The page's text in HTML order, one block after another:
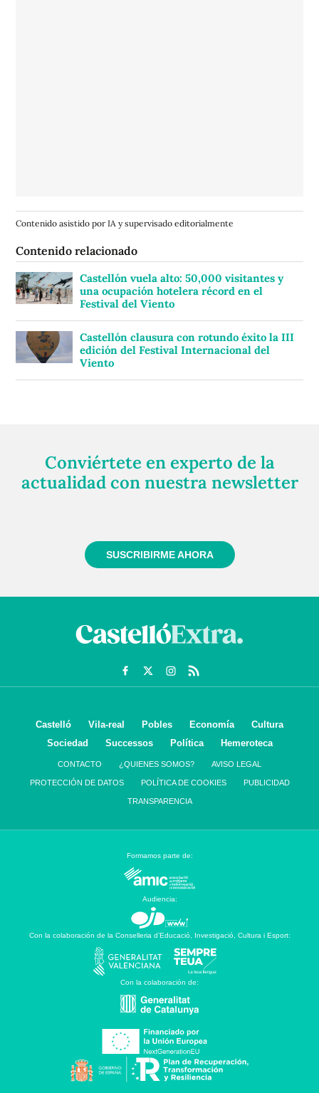
Contenido asistido por IA y supervisado editorialmente
Contenido relacionado
Castellón vuela alto: 50,000 visitantes y
una ocupación hotelera récord en el
Festival del Viento
Castellón clausura con rotundo éxito la III
edición del Festival Internacional del
Viento
Conviértete en experto de la
actualidad con nuestra newsletter
SUSCRIBIRME AHORA
Castelló Vila-real Pobles Economía
Cultura
Sociedad
Successos Política Hemeroteca
CONTACTO ¿QUIENES SOMOS? AVISO LEGAL
PROTECCIÓN DE DATOS POLÍTICA DE COOKIES PUBLICIDAD
TRANSPARENCIA
Formamos parte de:
Audiencia:
Con la colaboración de la Conselleria d’Educació, Investigació, Cultura i Esport:
Con la colaboración de: